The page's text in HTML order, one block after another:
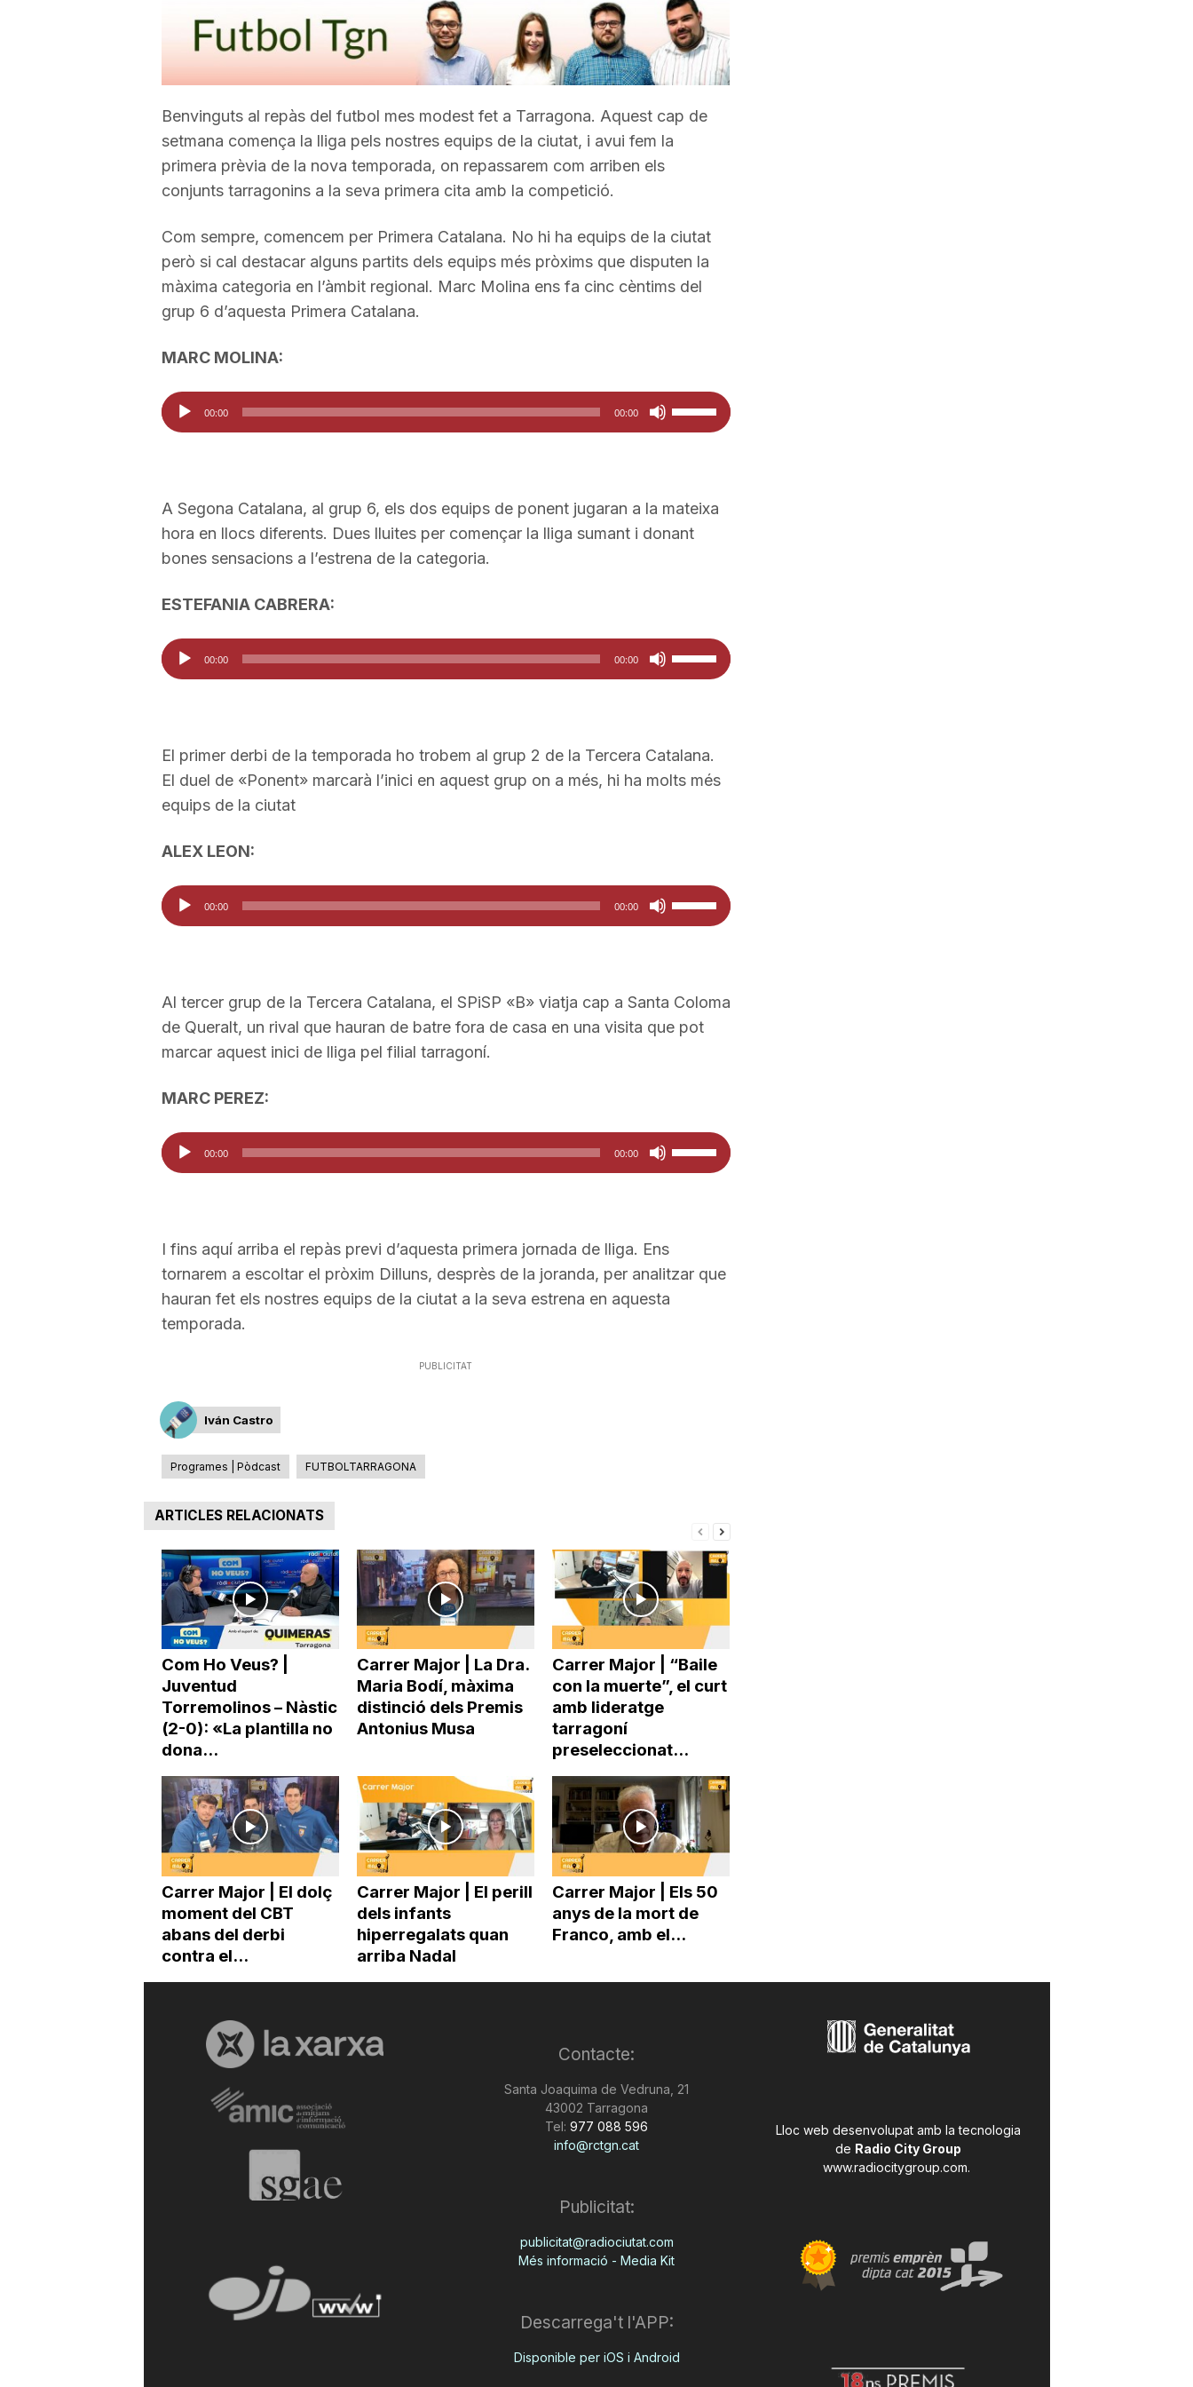
a
r
r
a
g
o
n
incrementar
o
disminuir
el
volum.
Benvinguts al repàs del futbol mes modest fet a Tarragona. Aquest cap de
setmana comença la lliga pels nostres equips de la ciutat, i avui fem la
primera prèvia de la nova temporada, on repassarem com arriben els
conjunts tarragonins a la seva primera cita amb la competició.
Com sempre, comencem per Primera Catalana. No hi ha equips de la ciutat
però si cal destacar alguns partits dels equips més pròxims que disputen la
màxima categoria en l’àmbit regional. Marc Molina ens fa cinc cèntims del
grup 6 d’aquesta Primera Catalana.
MARC MOLINA:
Reproductor
d'àudio
00:00 00:00
Feu
servir
de
fletxa
a
incrementar
el
volum.
A Segona Catalana, al grup 6, els dos equips de ponent jugaran a la mateixa
hora en llocs diferents. Dues lluites per començar la lliga sumant i donant
bones sensacions a l’estrena de la categoria.
ESTEFANIA CABRERA:
Reproductor
d'àudio
00:00 00:00
Feu
servir
de
fletxa
a
incrementar
el
volum.
El primer derbi de la temporada ho trobem al grup 2 de la Tercera Catalana.
El duel de «Ponent» marcarà l’inici en aquest grup on a més, hi ha molts més
equips de la ciutat
ALEX LEON:
Reproductor
d'àudio
00:00 00:00
Feu
servir
de
fletxa
a
incrementar
volum.
Al tercer grup de la Tercera Catalana, el SPiSP «B» viatja cap a Santa Coloma
de Queralt, un rival que hauran de batre fora de casa en una visita que pot
marcar aquest inici de lliga pel filial tarragoní.
MARC PEREZ:
Reproductor
d'àudio
00:00 00:00
Feu
servir
fletxa
volum.
I fins aquí arriba el repàs previ d’aquesta primera jornada de lliga. Ens
tornarem a escoltar el pròxim Dilluns, desprès de la joranda, per analitzar que
hauran fet els nostres equips de la ciutat a la seva estrena en aquesta
temporada.
PUBLICITAT
Iván Castro
Programes | Pòdcast FUTBOLTARRAGONA
ARTICLES RELACIONATS
Com Ho Veus? |
Juventud
Torremolinos – Nàstic
(2-0): «La plantilla no
dona...
Carrer Major | La Dra.
Maria Bodí, màxima
distinció dels Premis
Antonius Musa
Carrer Major | “Baile
con la muerte”, el curt
amb lideratge
tarragoní
preseleccionat...
Carrer Major | El dolç
moment del CBT
abans del derbi
contra el...
Carrer Major | El perill
dels infants
hiperregalats quan
arriba Nadal
Carrer Major | Els 50
anys de la mort de
Franco, amb el...
Contacte:
Santa Joaquima de Vedruna, 21
43002 Tarragona
Tel: 977 088 596
info@rctgn.cat
Publicitat:
publicitat@radiociutat.com
Més informació - Media Kit
Descarrega't l'APP:
Disponible per iOS i Android
Lloc web desenvolupat amb la tecnologia
de Radio City Group
www.radiocitygroup.com.